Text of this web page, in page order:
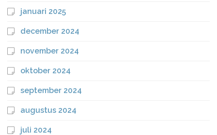
januari 2025
december 2024
november 2024
oktober 2024
september 2024
augustus 2024
juli 2024